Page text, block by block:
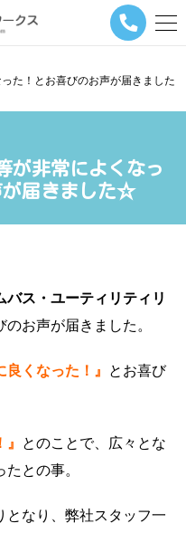
メ
ー
ビ
タ
た！とお喜びのお声が届きました
が非常によくなっ
が届きました☆
バス・ユーティリティリ
お声が届きました。
くなった！』 とお喜び
とのことで、広々とな
との事。
となり、弊社スタッフ一